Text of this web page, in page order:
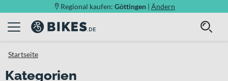
Regional kaufen: Göttingen | Ändern
Startseite
Kategorien